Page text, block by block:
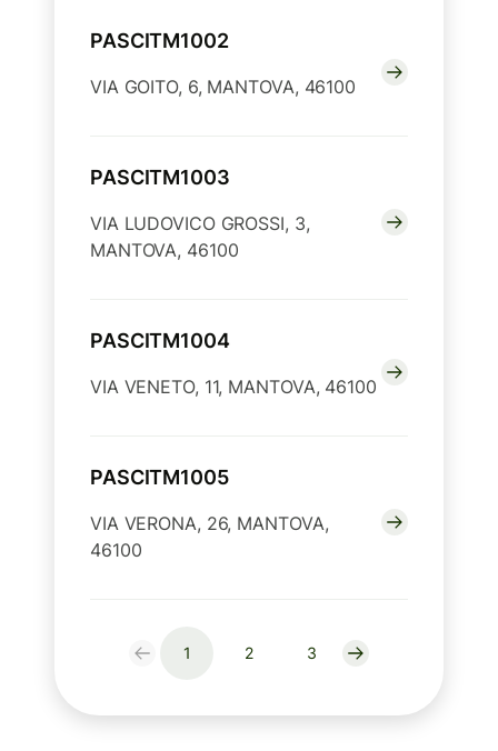
PASCITM1002
VIA GOITO, 6, MANTOVA, 46100
PASCITM1003
VIA LUDOVICO GROSSI, 3,
MANTOVA, 46100
PASCITM1004
VIA VENETO, 11, MANTOVA, 46100
PASCITM1005
VIA VERONA, 26, MANTOVA,
46100
1 2 3